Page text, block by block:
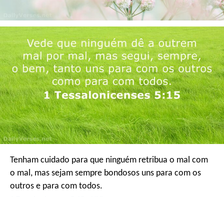
Tenham cuidado para que ninguém retribua o mal com
o mal, mas sejam sempre bondosos uns para com os
outros e para com todos.